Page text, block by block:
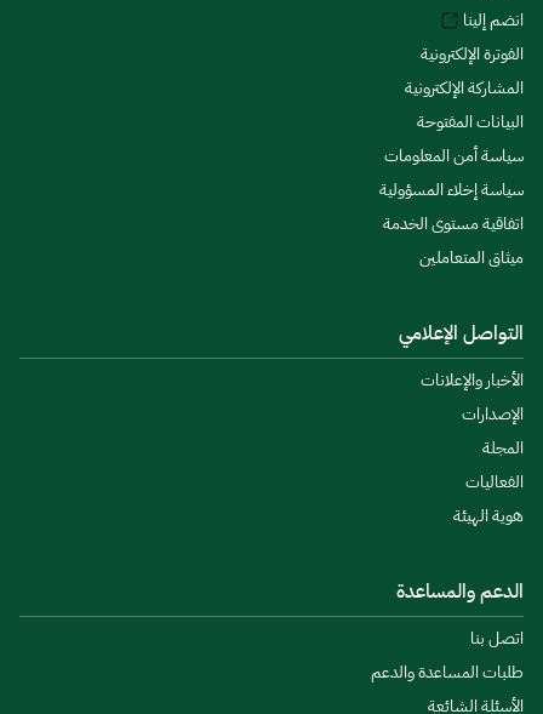
انضم إلينا
الفوترة الإلكترونية
المشاركة الإلكترونية
البيانات المفتوحة
سياسة أمن المعلومات
سياسة إخلاء المسؤولية
اتفاقية مستوى الخدمة
ميثاق المتعاملين
التواصل الإعلامي
الأخبار والإعلانات
الإصدارات
المجلة
الفعاليات
هوية الهيئة
الدعم والمساعدة
اتصل بنا
طلبات المساعدة والدعم
الأسئلة الشائعة